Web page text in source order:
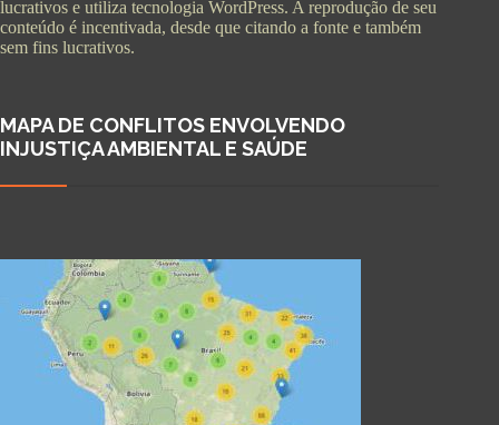
lucrativos e utiliza tecnologia WordPress. A reprodução de seu
conteúdo é incentivada, desde que citando a fonte e também
sem fins lucrativos.
MAPA DE CONFLITOS ENVOLVENDO
INJUSTIÇA AMBIENTAL E SAÚDE